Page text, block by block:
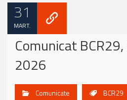
31
MART.
Comunicat
2026
Comunicate BCR29